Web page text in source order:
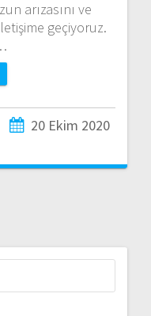
arızasını ve
geçiyoruz.
20 Ekim 2020